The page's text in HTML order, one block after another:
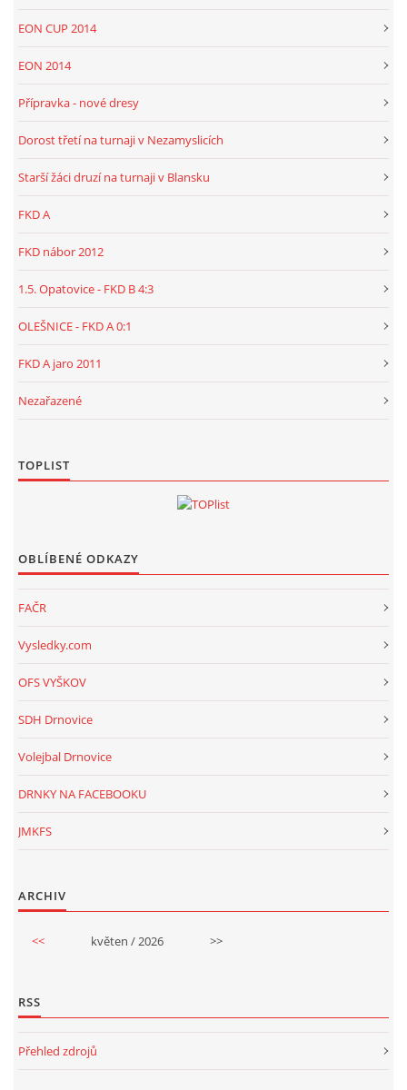
EON CUP 2014
EON 2014
Přípravka - nové dresy
Dorost třetí na turnaji v Nezamyslicích
Starší žáci druzí na turnaji v Blansku
FKD A
FKD nábor 2012
1.5. Opatovice - FKD B 4:3
OLEŠNICE - FKD A 0:1
FKD A jaro 2011
Nezařazené
TOPLIST
OBLÍBENÉ ODKAZY
FAČR
Vysledky.com
OFS VYŠKOV
SDH Drnovice
Volejbal Drnovice
DRNKY NA FACEBOOKU
JMKFS
ARCHIV
<< květen / 2026 >>
RSS
Přehled zdrojů